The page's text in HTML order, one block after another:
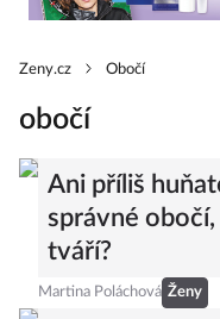
Zeny.cz Obočí
obočí
Ani příliš
správné
tváří?
Martina Poláchová Ženy